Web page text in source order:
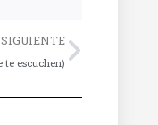
SIGUIENTE
te escuchen)
Next